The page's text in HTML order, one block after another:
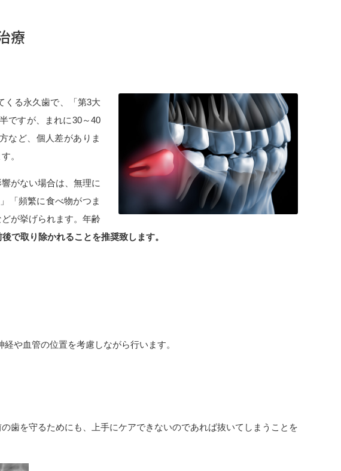
療
くる永久歯で、「第3大
ですが、まれに30～40
など、個人差がありま
。
がない場合は、無理に
「頻繁に食べ物がつま
が挙げられます。年齢
で取り除かれることを推奨致します。
や血管の位置を考慮しながら行います。
歯を守るためにも、上手にケアできないのであれば抜いてしまうことを